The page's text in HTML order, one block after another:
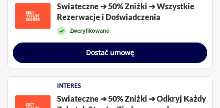
Swiateczne ➔ 50% Zniżki ➔ Wszystkie
Rezerwacje i Doświadczenia
Zweryfikowano
Dostać umowę
INTERES
Swiateczne ➔ 50% Zniżki ➔ Odkryj Każdy